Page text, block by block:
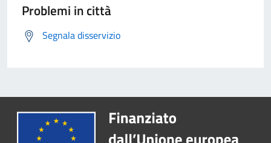
Problemi in città
Segnala disservizio